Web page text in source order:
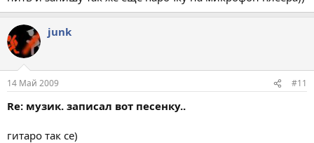
junk
14 Май 2009 #11
Re: музик. записал вот песенку..
гитаро так се)